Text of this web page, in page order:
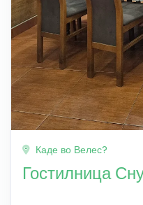
Каде во Велес?
Гостилница